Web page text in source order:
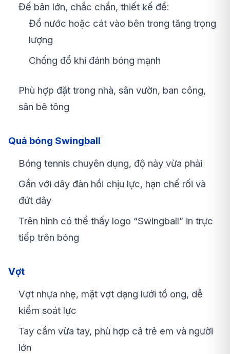
Đế bản lớn, chắc chắn, thiết kế để:
Đổ nước hoặc cát vào bên trong tăng trọng
lượng
Chống đổ khi đánh bóng mạnh
Phù hợp đặt trong nhà, sân vườn, ban công,
sân bê tông
Quả bóng Swingball
Bóng tennis chuyên dụng, độ nảy vừa phải
Gắn với dây đàn hồi chịu lực, hạn chế rối và
đứt dây
Trên hình có thể thấy logo “Swingball” in trực
tiếp trên bóng
Vợt
Vợt nhựa nhẹ, mặt vợt dạng lưới tổ ong, dễ
kiểm soát lực
Tay cầm vừa tay, phù hợp cả trẻ em và người
lớn